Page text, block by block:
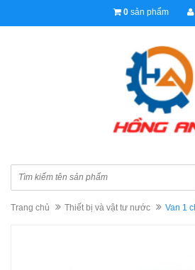
0 sản phẩm
Trang chủ Thiết bị và vật tư nước Van 1